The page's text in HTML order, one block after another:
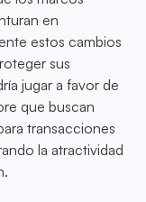
en
estos cambios
sus
jugar a favor de
que buscan
transacciones
la atractividad